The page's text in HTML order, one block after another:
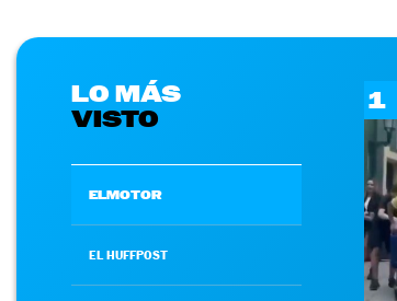
LO MÁS
VISTO
ELMOTOR
EL HUFFPOST
1